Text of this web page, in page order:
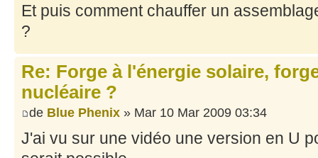
Et puis comment chauffer un
?
Re: Forge à l'énergie solaire,
nucléaire ?
de Blue Phenix » Mar 10 Mar 2009 03:34
J'ai vu sur une vidéo une version en U